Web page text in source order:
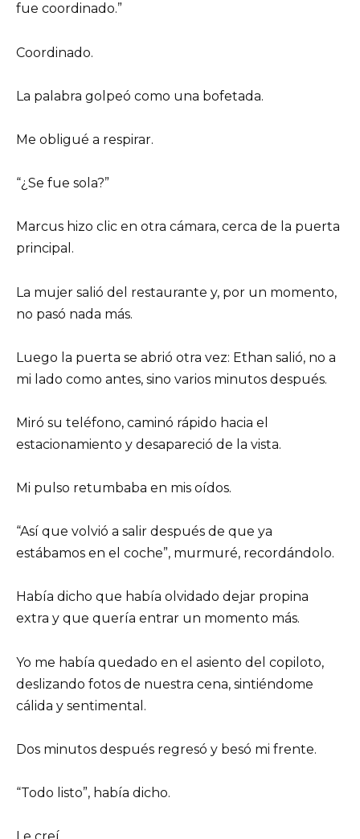
fue coordinado.”
Coordinado.
La palabra golpeó como una bofetada.
Me obligué a respirar.
“¿Se fue sola?”
Marcus hizo clic en otra cámara, cerca de la puerta
principal.
La mujer salió del restaurante y, por un momento,
no pasó nada más.
Luego la puerta se abrió otra vez: Ethan salió, no a
mi lado como antes, sino varios minutos después.
Miró su teléfono, caminó rápido hacia el
estacionamiento y desapareció de la vista.
Mi pulso retumbaba en mis oídos.
“Así que volvió a salir después de que ya
estábamos en el coche”, murmuré, recordándolo.
Había dicho que había olvidado dejar propina
extra y que quería entrar un momento más.
Yo me había quedado en el asiento del copiloto,
deslizando fotos de nuestra cena, sintiéndome
cálida y sentimental.
Dos minutos después regresó y besó mi frente.
“Todo listo”, había dicho.